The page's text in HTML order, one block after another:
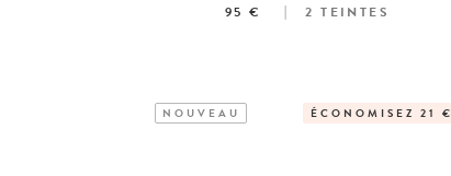
95 € 2 TEINTES
ÉCONOMISEZ 21 €
NOUVEAU